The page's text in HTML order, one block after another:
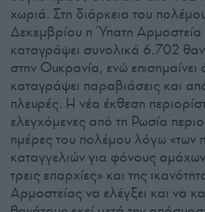
χωριά. Στη διάρκεια του
Δεκεμβρίου η Ύπατη Αρμοστεία
καταγράψει συνολικά 6.702
στην Ουκρανία, ενώ επισημαίνει
καταγράψει παραβιάσεις και
πλευρές. Η νέα έκθεση
ελεγχόμενες από τη Ρωσία
ημέρες του πολέμου λόγω «των
καταγγελιών για φόνους αμάχων
τρεις επαρχίες» και της
Αρμοστείας να ελέγξει και να